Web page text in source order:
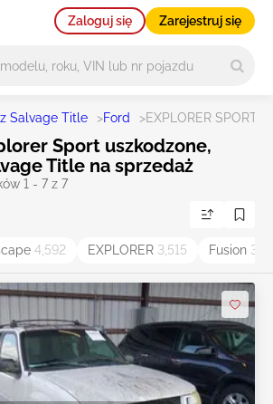
Zaloguj się Zarejestruj się
Salvage Title >Ford >EXPLORER SPORT
Sport uszkodzone,
Title na sprzedaż
1 - 7 z 7
4,592 EXPLORER 3,515 Fusion